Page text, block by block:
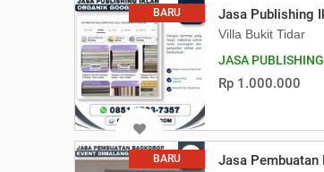
BARU Jasa Publishing
Villa Bukit Tidar
JASA
Rp 1.000.000
BARU Jasa Pembuatan